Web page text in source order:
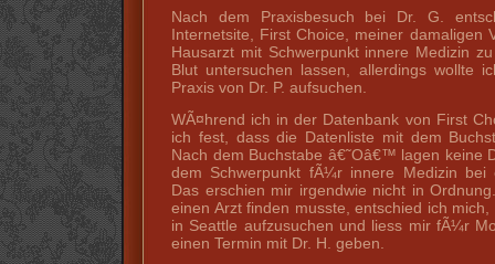
Nach dem Praxisbesuch bei Dr. G.
Internetsite, First Choice, meiner damaligen
Hausarzt mit Schwerpunkt innere Medizin
Blut untersuchen lassen, allerdings wollte
Praxis von Dr. P. aufsuchen.
WÃ¤hrend ich in der Datenbank von First
ich fest, dass die Datenliste mit dem
Nach dem Buchstabe â€˜Oâ€™ lagen keine
dem Schwerpunkt fÃ¼r innere Medizin bei
Das erschien mir irgendwie nicht in
einen Arzt finden musste, entschied ich
in Seattle aufzusuchen und liess mir fÃ¼r
einen Termin mit Dr. H. geben.